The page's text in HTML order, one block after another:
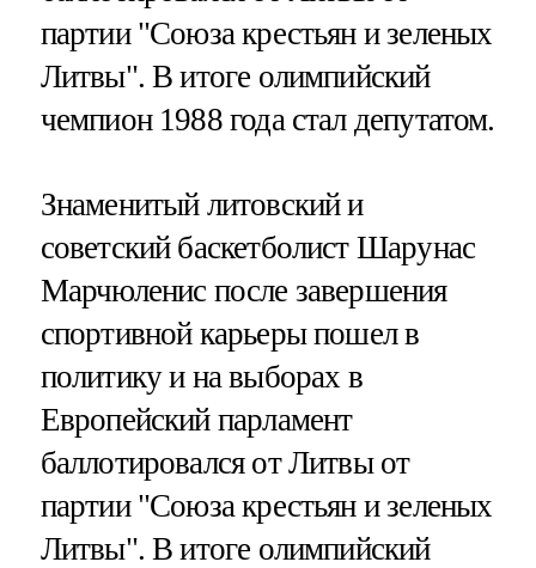
партии "Союза крестьян и зеленых
Литвы". В итоге олимпийский
чемпион 1988 года стал депутатом.
Знаменитый литовский и
советский баскетболист Шарунас
Марчюленис после завершения
спортивной карьеры пошел в
политику и на выборах в
Европейский парламент
баллотировался от Литвы от
партии "Союза крестьян и зеленых
Литвы". В итоге олимпийский